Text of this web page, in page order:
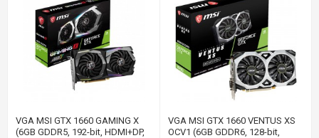
VGA MSI GTX 1660 GAMING X
(6GB GDDR5, 192-bit, HDMI+DP,
VGA MSI GTX 1660 VENTUS XS
OCV1 (6GB GDDR6, 128-bit,